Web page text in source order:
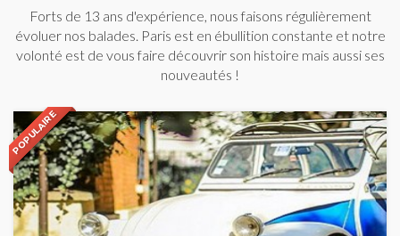
Forts de 13 ans d'expérience, nous faisons régulièrement
évoluer nos balades. Paris est en ébullition constante et notre
volonté est de vous faire découvrir son histoire mais aussi ses
nouveautés !
POPULAR
POPULAIRE